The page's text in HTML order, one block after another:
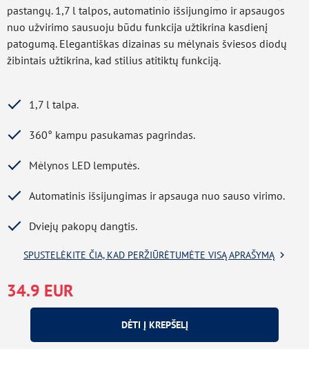
pastangų. 1,7 l talpos, automatinio išsijungimo ir apsaugos
nuo užvirimo sausuoju būdu funkcija užtikrina kasdienį
patogumą. Elegantiškas dizainas su mėlynais šviesos diodų
žibintais užtikrina, kad stilius atitiktų funkciją.
1,7 l talpa.
360° kampu pasukamas pagrindas.
Mėlynos LED lemputės.
Automatinis išsijungimas ir apsauga nuo sauso virimo.
Dviejų pakopų dangtis.
SPUSTELĖKITE ČIA, KAD PERŽIŪRĖTUMĖTE VISĄ APRAŠYMĄ
34.9 EUR
DĖTI Į KREPŠELĮ
Duomenų gavimo klaida